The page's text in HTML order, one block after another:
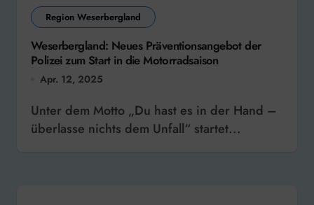
Region Weserbergland
Weserbergland: Neues Präventionsangebot der
Polizei zum Start in die Motorradsaison
Apr. 12, 2025
Unter dem Motto „Du hast es in der Hand –
überlasse nichts dem Unfall“ startet...